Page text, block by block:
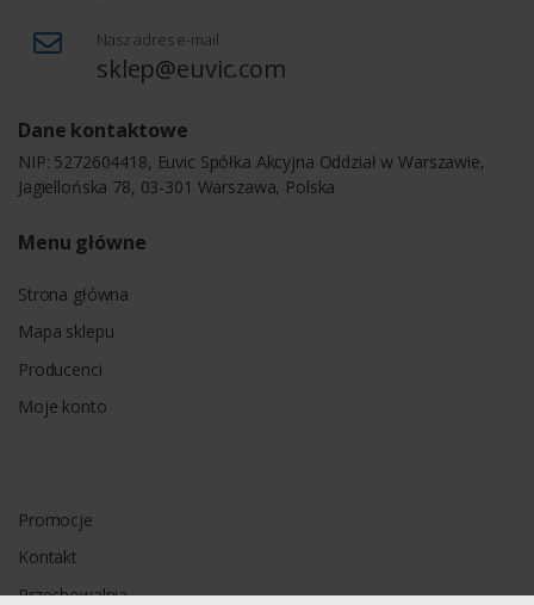
Nasz adres e-mail
sklep@euvic.com
Dane kontaktowe
NIP: 5272604418, Euvic Spółka Akcyjna Oddział w Warszawie,
Jagiellońska 78, 03-301 Warszawa, Polska
Menu główne
Strona główna
Mapa sklepu
Producenci
Moje konto
Promocje
Kontakt
Przechowalnia